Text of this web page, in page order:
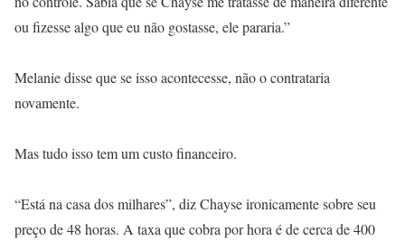
ou fizesse algo que eu não gostasse, ele pararia.”
Melanie disse que se isso acontecesse, não o contrataria
novamente.
Mas tudo isso tem um custo financeiro.
“Está na casa dos milhares”, diz Chayse ironicamente sobre seu
preço de 48 horas. A taxa que cobra por hora é de cerca de 400